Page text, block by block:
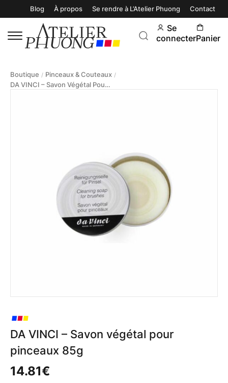
Blog À propos Se rendre à L’Atelier Phuong Contact
Se
connecterPanier
Boutique / Pinceaux & Couteaux /
DA VINCI – Savon Végétal Pour Pinceaux 85g
DA VINCI – Savon végétal pour
pinceaux 85g
14.81€